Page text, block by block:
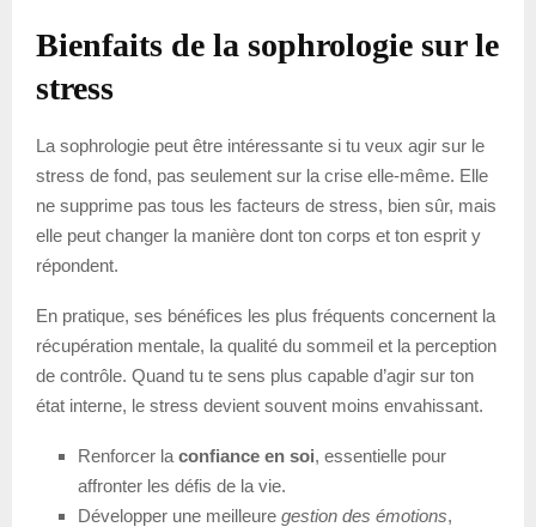
Bienfaits de la sophrologie sur le
stress
La sophrologie peut être intéressante si tu veux agir sur le
stress de fond, pas seulement sur la crise elle-même. Elle
ne supprime pas tous les facteurs de stress, bien sûr, mais
elle peut changer la manière dont ton corps et ton esprit y
répondent.
En pratique, ses bénéfices les plus fréquents concernent la
récupération mentale, la qualité du sommeil et la perception
de contrôle. Quand tu te sens plus capable d’agir sur ton
état interne, le stress devient souvent moins envahissant.
Renforcer la confiance en soi, essentielle pour
affronter les défis de la vie.
Développer une meilleure gestion des émotions,